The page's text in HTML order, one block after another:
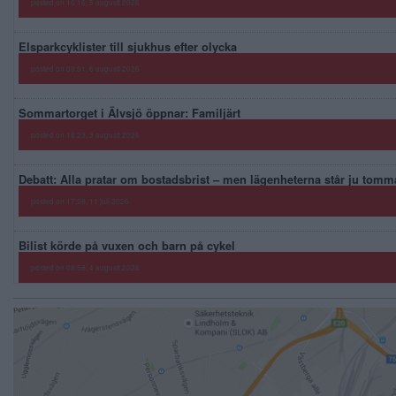
Elsparkcyklister till sjukhus efter olycka
posted on 09:51, 6 augusti 2026
Sommartorget i Älvsjö öppnar: Familjärt
posted on 16:23, 3 augusti 2026
Debatt: Alla pratar om bostadsbrist – men lägenheterna står ju
posted on 17:28, 11 juli 2026
Bilist körde på vuxen och barn på cykel
posted on 08:58, 4 augusti 2026